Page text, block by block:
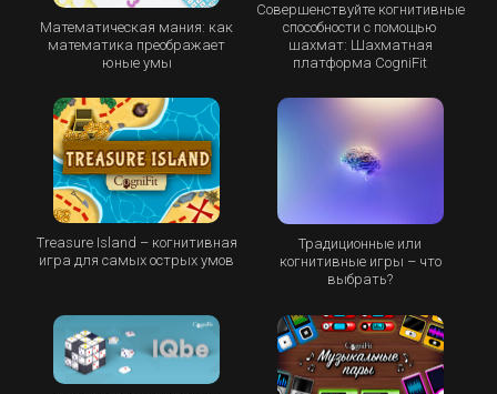
Математическая мания: как
математика преображает
юные умы
Совершенствуйте когнитивные
способности с помощью
шахмат: Шахматная
платформа CogniFit
Treasure Island – когнитивная
игра для самых острых умов
Традиционные или
когнитивные игры – что
выбрать?